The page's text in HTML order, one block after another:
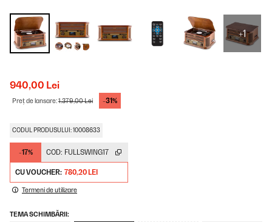
+1
940,00 Lei
Preț de lansare:1.379,00 Lei -31%
CODUL PRODUSULUI: 10008633
-17% COD: FULLSWING17
CU VOUCHER: 780,20 LEI
Termeni de utilizare
TEMA SCHIMBĂRII: